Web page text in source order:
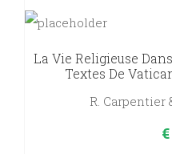
La Vie Religieuse
Textes De
R. Carpentier
€